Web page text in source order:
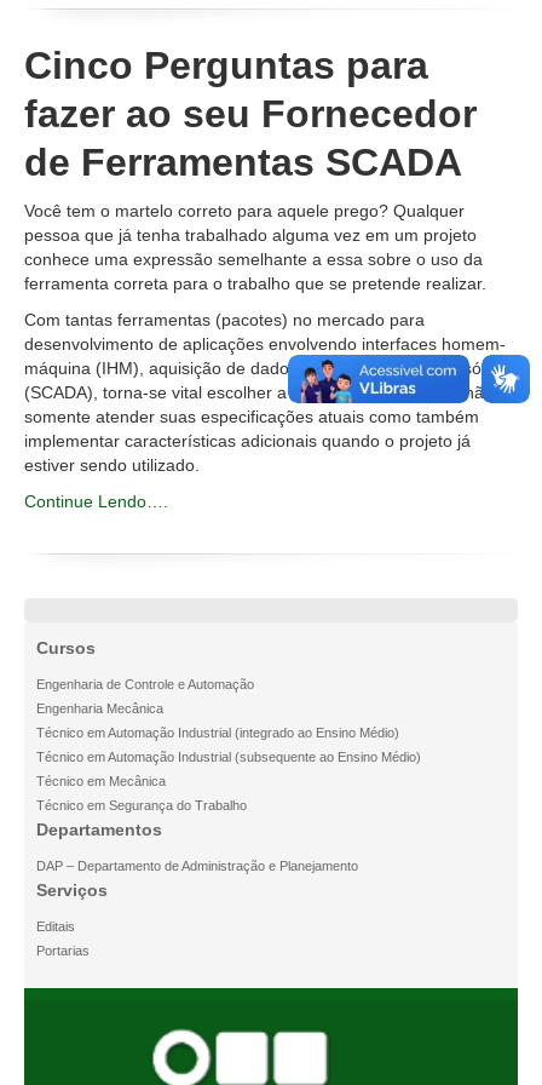
Projetos
Cinco Perguntas para
fazer ao seu Fornecedor
de Ferramentas SCADA
Você tem o martelo correto para aquele prego? Qualquer
pessoa que já tenha trabalhado alguma vez em um projeto
conhece uma expressão semelhante a essa sobre o uso da
ferramenta correta para o trabalho que se pretende realizar.
Com tantas ferramentas (pacotes) no mercado para
desenvolvimento de aplicações envolvendo interfaces homem-
máquina (IHM), aquisição de dados e controle de supervisório
(SCADA), torna-se vital escolher a ferramenta certa para não
somente atender suas especificações atuais como também
implementar características adicionais quando o projeto já
estiver sendo utilizado.
Continue Lendo….
Cursos
Engenharia de Controle e Automação
Engenharia Mecânica
Técnico em Automação Industrial (integrado ao Ensino Médio)
Técnico em Automação Industrial (subsequente ao Ensino Médio)
Técnico em Mecânica
Técnico em Segurança do Trabalho
Departamentos
DAP – Departamento de Administração e Planejamento
Serviços
Editais
Portarias